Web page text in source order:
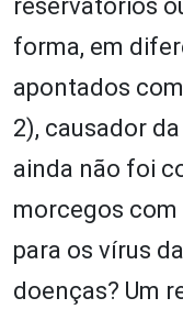
reservatórios
forma, em
apontados
2), causador
ainda não foi
morcegos com
para os vírus
doenças? Um